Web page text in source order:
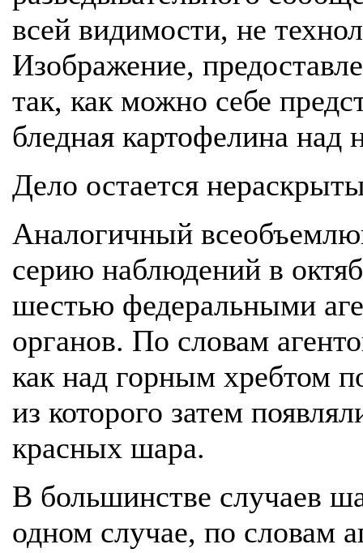
всей видимости, не
Изображение,
так, как можно себе
бледная картофелина над
Дело остается
Аналогичный
серию наблюдений в
шестью федеральными
органов. По словам
как над горным хребтом
из которого затем
красных шара.
В большинстве случаев
одном случае, по словам